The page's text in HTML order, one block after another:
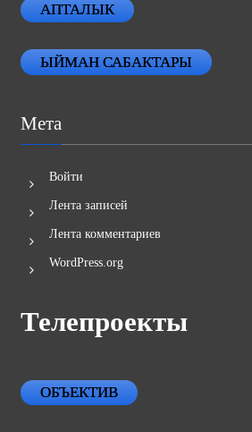
АПТАЛЫК
ЫЙМАН САБАКТАРЫ
Мета
Войти
Лента записей
Лента комментариев
WordPress.org
Телепроекты
ОБЪЕКТИВ